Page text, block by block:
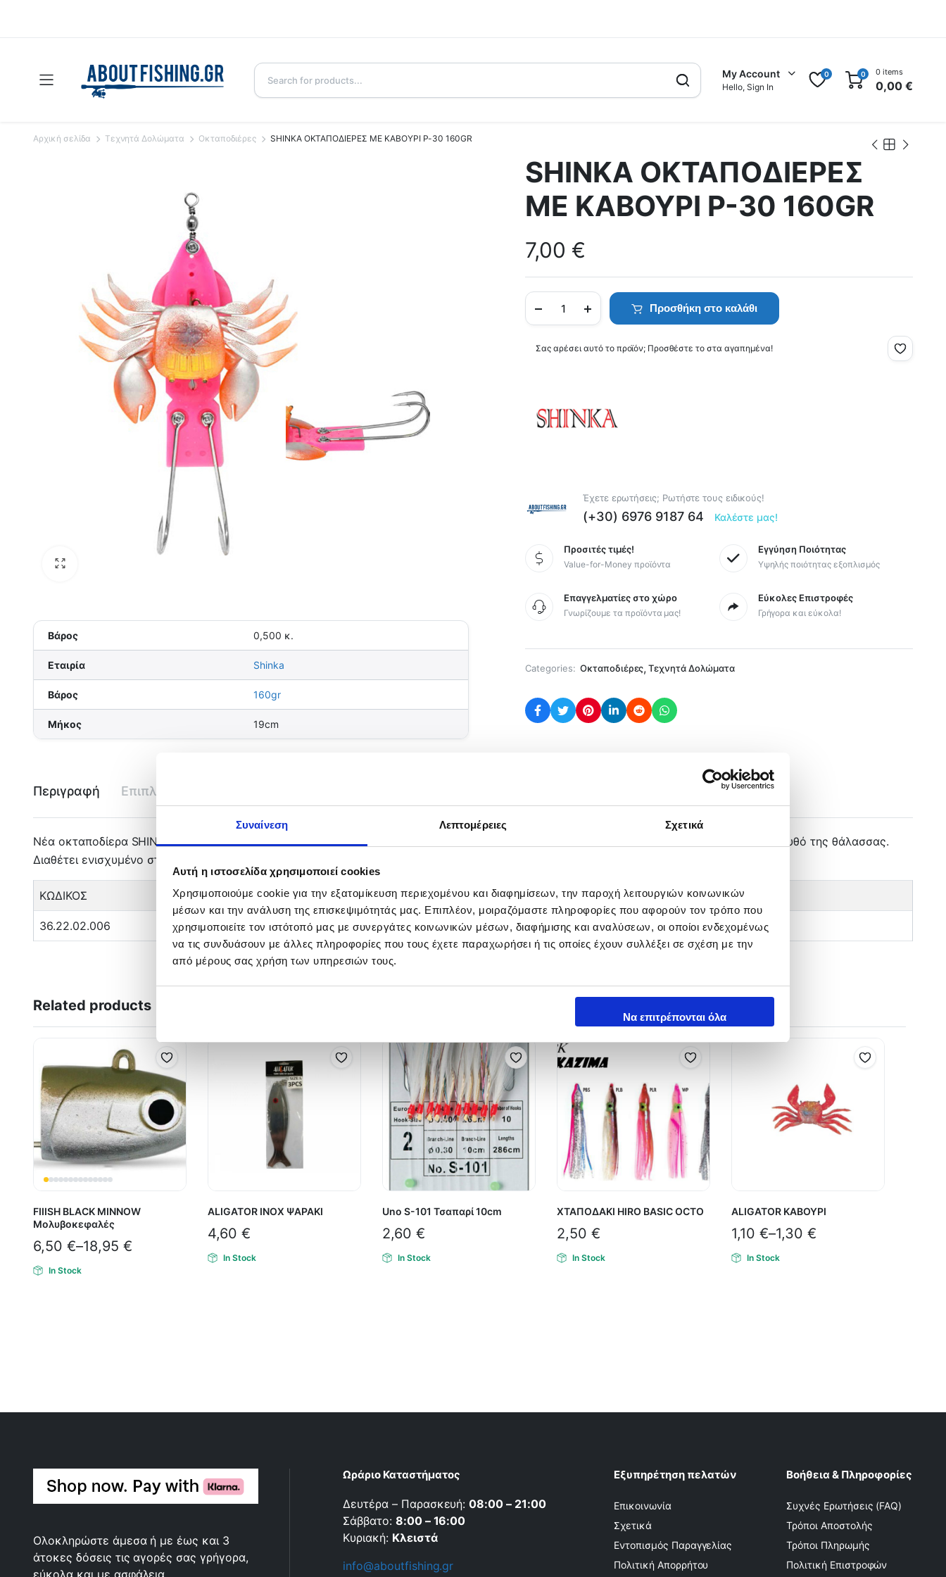
Συναίνεση Λεπτομέρειες Σχετικά
Αυτή η ιστοσελίδα χρησιμοποιεί cookies
Χρησιμοποιούμε cookie για την εξατομίκευση περιεχομένου και διαφημίσεων, την παροχή λειτουργιών κοινωνικών
μέσων και την ανάλυση της επισκεψιμότητάς μας. Επιπλέον, μοιραζόμαστε πληροφορίες που αφορούν τον τρόπο που
χρησιμοποιείτε τον ιστότοπό μας με συνεργάτες κοινωνικών μέσων, διαφήμισης και αναλύσεων, οι οποίοι ενδεχομένως
να τις συνδυάσουν με άλλες πληροφορίες που τους έχετε παραχωρήσει ή τις οποίες έχουν συλλέξει σε σχέση με την
από μέρους σας χρήση των υπηρεσιών τους.
Να επιτρέπονται όλα
My Account
Hello, Sign In
0 0 0 items
0,00€
Αρχική σελίδα Τεχνητά Δολώματα Οκταποδιέρες SHINKA ΟΚΤΑΠΟΔΙΕΡΕΣ ΜΕ ΚΑΒΟΥΡΙ P-30 160GR
Βάρος 0,500 κ.
Εταιρία Shinka
Βάρος 160gr
Μήκος 19cm
SHINKA ΟΚΤΑΠΟΔΙΕΡΕΣ
ΜΕ ΚΑΒΟΥΡΙ P-30 160GR
7,00 €
Προσθήκη στο καλάθι
Σας αρέσει αυτό το προϊόν; Προσθέστε το στα αγαπημένα!
Έχετε ερωτήσεις; Ρωτήστε τους ειδικούς!
(+30) 6976 9187 64 Καλέστε μας!
Προσιτές τιμές!
Value-for-Money προϊόντα
Εγγύηση Ποιότητας
Υψηλής ποιότητας εξοπλισμός
Επαγγελματίες στο χώρο
Γνωρίζουμε τα προϊόντα μας!
Εύκολες Επιστροφές
Γρήγορα και εύκολα!
Categories: Οκταποδιέρες, Τεχνητά Δολώματα
Περιγραφή Επιπλέον πληροφορίες
Νέα οκταποδίερα SHINKA ροζ χρώματος με σταθερό μολύβι σε σχήμα ημισφαιρίου, έτσι ώστε να στέκεται ορθά και να μην σκαλώνει στο βυθό της θάλασσας.
Διαθέτει ενισχυμένο στριφτάρι και δύο ανθεκτικά αγκίστρια.
ΚΩΔΙΚΟΣ MOD ΟΛΙΚΟ ΒΑΡΟΣ ΜΗΚΟΣ
36.22.02.006 P-30 160 gr 19 cm
Related products
FIIISH BLACK MINNOW
Μολυβοκεφαλές
6,50 €–18,95 €
In Stock
ALIGATOR INOX ΨΑΡΑΚΙ
4,60 €
In Stock
Uno S-101 Τσαπαρί 10cm
2,60 €
In Stock
ΧΤΑΠΟΔΑΚΙ HIRO BASIC OCTO
2,50 €
In Stock
ALIGATOR ΚΑΒΟΥΡΙ
1,10 €–1,30 €
In Stock
Ολοκληρώστε άμεσα ή με έως και 3
άτοκες δόσεις τις αγορές σας γρήγορα,
εύκολα και με ασφάλεια,
Ωράριο Καταστήματος
Δευτέρα – Παρασκευή:08:00 – 21:00
Σάββατο: 8:00 – 16:00
Κυριακή: Κλειστά
info@aboutfishing.gr
Εξυπηρέτηση πελατών
Επικοινωνία
Σχετικά
Εντοπισμός Παραγγελίας
Πολιτική Απορρήτου
Βοήθεια & Πληροφορίες
Συχνές Ερωτήσεις (FAQ)
Τρόποι Αποστολής
Τρόποι Πληρωμής
Πολιτική Επιστροφών